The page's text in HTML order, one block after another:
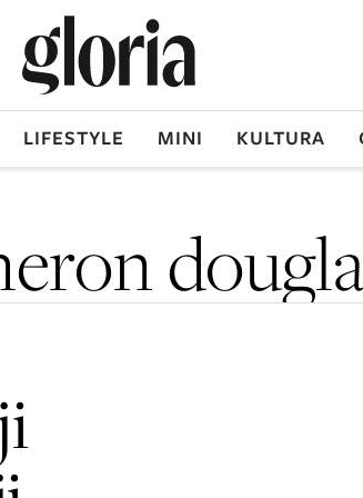
LIFESTYLE MINI KULTURA